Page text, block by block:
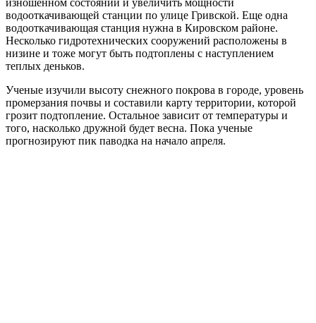
водооткачивающей станции по улице Гривской. Еще одна
водооткачивающая станция нужна в Кировском районе.
Несколько гидротехнических сооружений расположены в
низине и тоже могут быть подтоплены с наступлением
теплых деньков.
Ученые изучили высоту снежного покрова в городе, уровень
промерзания почвы и составили карту территории, которой
грозит подтопление. Остальное зависит от температуры и
того, насколько дружной будет весна. Пока ученые
прогнозируют пик паводка на начало апреля.